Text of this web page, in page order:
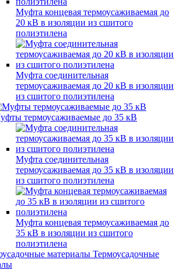
Муфта концевая термоусаживаемая до
20 кВ в изоляции из сшитого
полиэтилена
Муфта соединительная
термоусаживаемая до 20 кВ в изоляции
из сшитого полиэтилена
термоусаживаемые до 35 кВ
Муфта соединительная
термоусаживаемая до 35 кВ в изоляции
из сшитого полиэтилена
Муфта концевая термоусаживаемая до
35 кВ в изоляции из сшитого
полиэтилена
Термоусадочные